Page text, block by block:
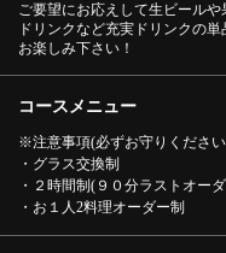
ご要望にお応えして生ビール
ドリンクなど充実ドリンクの
お楽しみ下さい！
コースメニュー
※注意事項(必ずお守りくださ
・グラス交換制
・２時間制(９０分ラストオー
・お１人2料理オーダー制
この店
今だけ！限定【単品飲